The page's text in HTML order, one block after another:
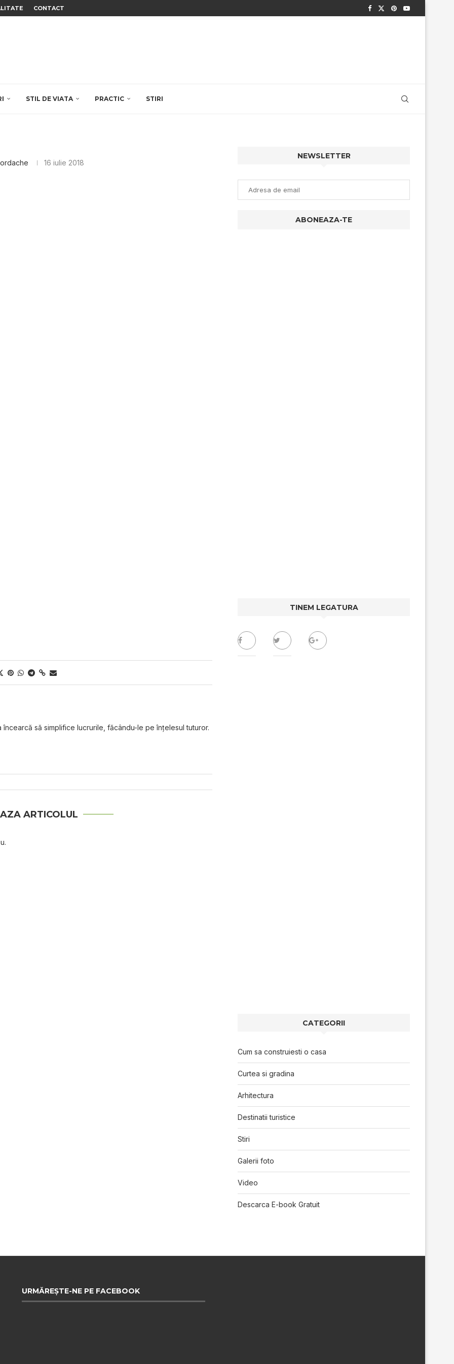
CONTACT
STIL DE VIATA PRACTIC STIRI
16 iulie 2018
încearcă să simplifice lucrurile, făcându-le pe înțelesul tuturor.
ARTICOLUL
NEWSLETTER
TINEM LEGATURA
CATEGORII
Cum sa construiesti o casa
Curtea si gradina
Arhitectura
Destinatii turistice
Stiri
Galerii foto
Video
Descarca E-book Gratuit
URMĂREȘTE-NE PE FACEBOOK